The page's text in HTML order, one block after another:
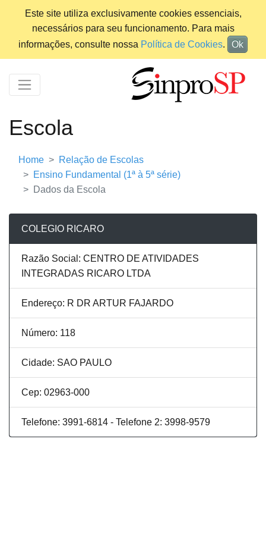
Este site utiliza exclusivamente cookies essenciais,
necessários para seu funcionamento. Para mais
informações, consulte nossa Política de Cookies. Ok
Escola
Home
Relação de Escolas
Ensino Fundamental (1ª à 5ª série)
Dados da Escola
COLEGIO RICARO
Razão Social: CENTRO DE ATIVIDADES
INTEGRADAS RICARO LTDA
Endereço: R DR ARTUR FAJARDO
Número: 118
Cidade: SAO PAULO
Cep: 02963-000
Telefone: 3991-6814 - Telefone 2: 3998-9579